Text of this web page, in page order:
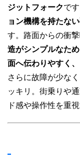
ジットフォークで
ョン機構を持たな
す。路面からの衝
造がシンプルなた
面へ伝わりやすく
さらに故障が少な
ッキリ。街乗りや
ド感や操作性を重